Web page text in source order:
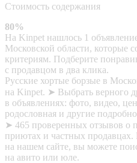
Стоимость содержания
80%
На Kinpet нашлось 1
Московской области, которые
критериям. Подберите
с продавцом в два клика.
Русские хортые борзые в
на Kinpet. ➤ Выбрать верного
в объявлениях: фото, видео,
родословная и другие
➤ 465 проверенных отзывов о
приютах и частных
на нашем сайте, вы можете
на авито или юле.